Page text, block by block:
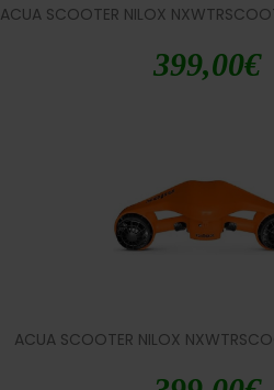
ACUA SCOOTER NILOX
399,00€
ACUA SCOOTER NILOX